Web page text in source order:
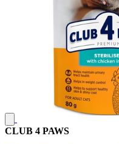
CLUB 4 PAWS